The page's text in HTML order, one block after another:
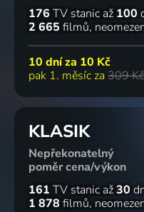
176 TV stanic až 100
2 665 filmů
10 dní za 10 Kč
pak 1. měsíc za 309 Kč
KLASIK
Nepřekonatelný
poměr cena/výkon
161 TV stanic až30
1 878 filmů